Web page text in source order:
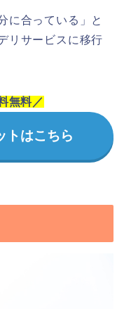
に合っている」と
リサービスに移行
無料／
トはこちら